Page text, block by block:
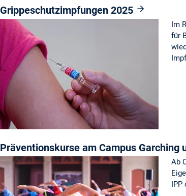
Grippeschutzimpfungen 2025
Im
für
Präventionskurse am Campus Garching
Ab
IPP